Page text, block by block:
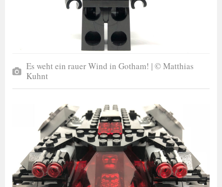
Es weht ein rauer Wind in Gotham! | © Matthias
Kuhnt